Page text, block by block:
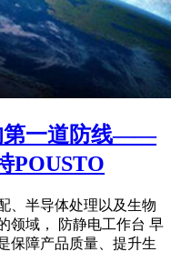
第一道防线——
POUSTO
、半导体处理以及生物
领域， 防静电工作台 早
保障产品质量、提升生